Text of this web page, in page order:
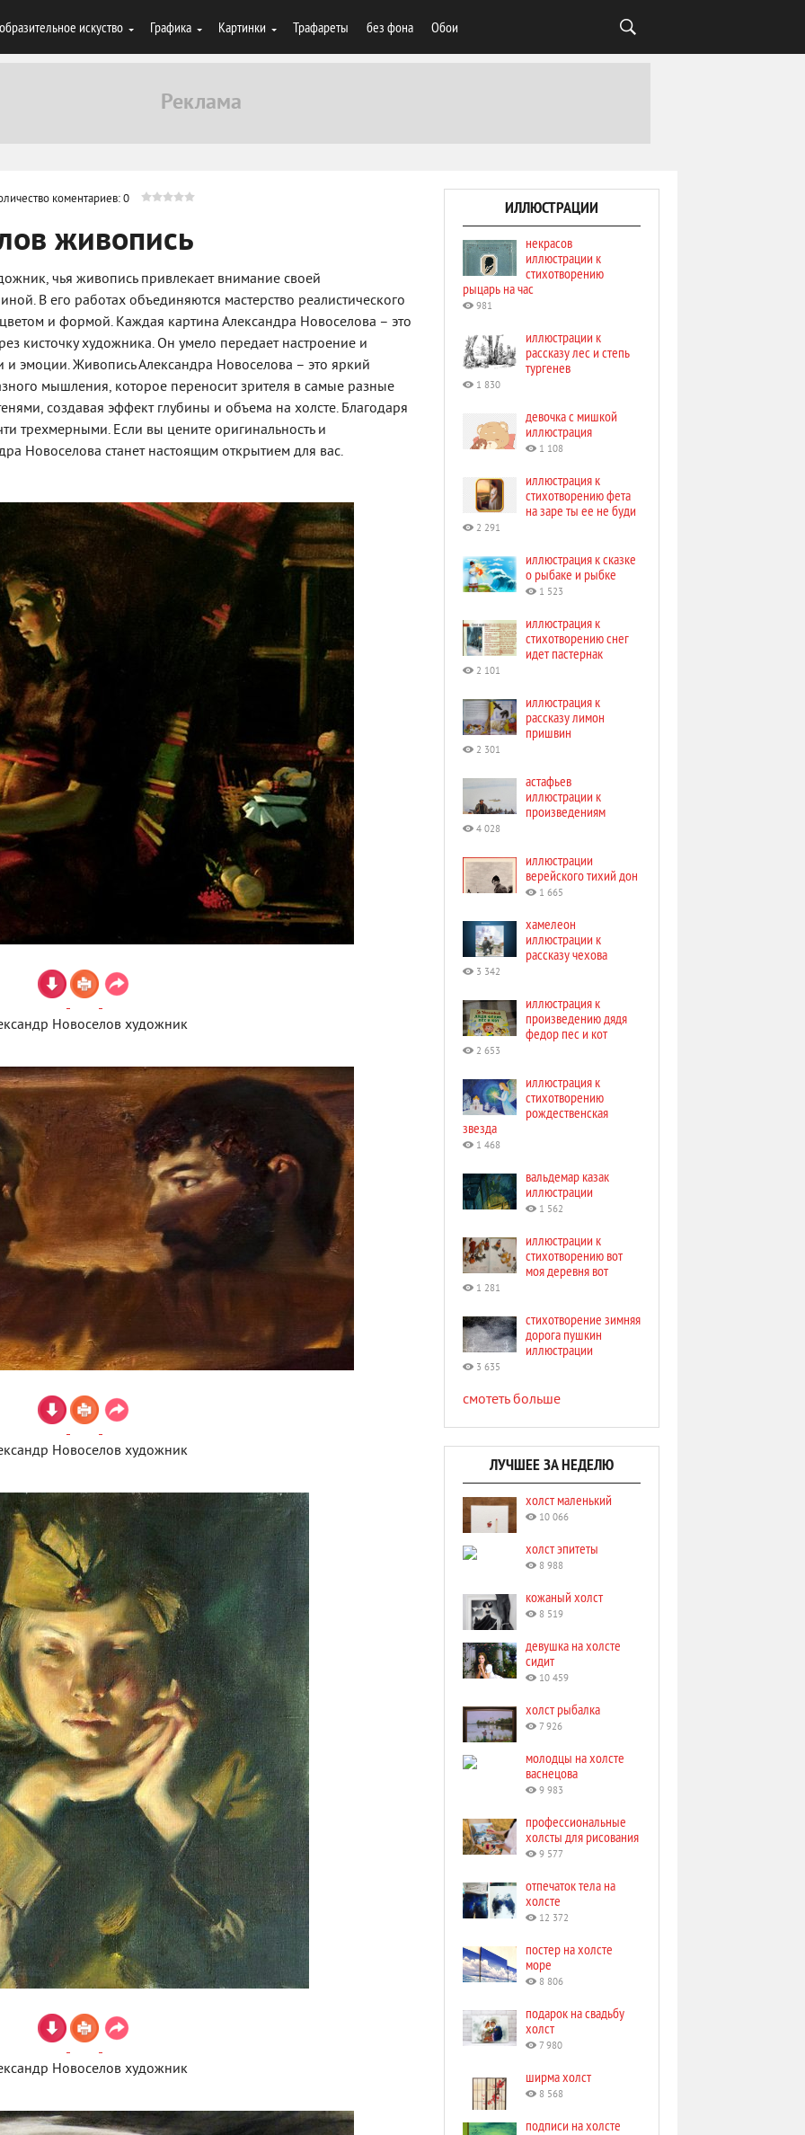
искуство Графика Картинки Трафареты без фона Обои
коментариев: 0
живопись
чья живопись привлекает внимание своей
В его работах объединяются мастерство реалистического
и формой. Каждая картина Александра Новоселова – это
кисточку художника. Он умело передает настроение и
и эмоции. Живопись Александра Новоселова – это яркий
мышления, которое переносит зрителя в самые разные
создавая эффект глубины и объема на холсте. Благодаря
трехмерными. Если вы цените оригинальность и
Новоселова станет настоящим открытием для вас.
Новоселов художник
Новоселов художник
Новоселов художник
ИЛЛЮСТРАЦИИ
некрасов
иллюстрации к
стихотворению
рыцарь на час
981
иллюстрации к
рассказу лес и степь
тургенев
1 830
девочка с мишкой
иллюстрация
1 108
иллюстрация к
стихотворению фета
на заре ты ее не буди
2 291
иллюстрация к сказке
о рыбаке и рыбке
1 523
иллюстрация к
стихотворению снег
идет пастернак
2 101
иллюстрация к
рассказу лимон
пришвин
2 301
астафьев
иллюстрации к
произведениям
4 028
иллюстрации
верейского тихий дон
1 665
хамелеон
иллюстрации к
рассказу чехова
3 342
иллюстрация к
произведению дядя
федор пес и кот
2 653
иллюстрация к
стихотворению
рождественская
звезда
1 468
вальдемар казак
иллюстрации
1 562
иллюстрации к
стихотворению вот
моя деревня вот
1 281
стихотворение зимняя
дорога пушкин
иллюстрации
3 635
смотеть больше
ЛУЧШЕЕ ЗА НЕДЕЛЮ
холст маленький
10 066
холст эпитеты
8 988
кожаный холст
8 519
девушка на холсте
сидит
10 459
холст рыбалка
7 926
молодцы на холсте
васнецова
9 983
профессиональные
холсты для рисования
9 577
отпечаток тела на
холсте
12 372
постер на холсте
море
8 806
подарок на свадьбу
холст
7 980
ширма холст
8 568
подписи на холсте